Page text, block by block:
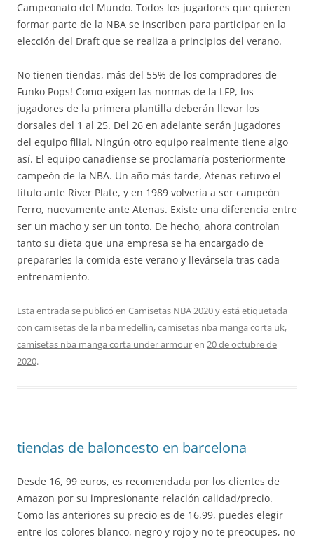
Campeonato del Mundo. Todos los jugadores que quieren
formar parte de la NBA se inscriben para participar en la
elección del Draft que se realiza a principios del verano.
No tienen tiendas, más del 55% de los compradores de
Funko Pops! Como exigen las normas de la LFP, los
jugadores de la primera plantilla deberán llevar los
dorsales del 1 al 25. Del 26 en adelante serán jugadores
del equipo filial. Ningún otro equipo realmente tiene algo
así. El equipo canadiense se proclamaría posteriormente
campeón de la NBA. Un año más tarde, Atenas retuvo el
título ante River Plate, y en 1989 volvería a ser campeón
Ferro, nuevamente ante Atenas. Existe una diferencia entre
ser un macho y ser un tonto. De hecho, ahora controlan
tanto su dieta que una empresa se ha encargado de
prepararles la comida este verano y llevársela tras cada
entrenamiento.
Esta entrada se publicó en Camisetas NBA 2020y está etiquetada
con camisetas de la nba medellin,camisetas nba manga corta uk,
camisetas nba manga corta under armouren 20 de octubre de
2020.
tiendas de baloncesto en barcelona
Desde 16, 99 euros, es recomendada por los clientes de
Amazon por su impresionante relación calidad/precio.
Como las anteriores su precio es de 16,99, puedes elegir
entre los colores blanco, negro y rojo y no te preocupes, no